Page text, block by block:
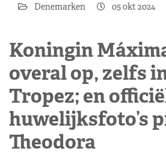
Denemarken 05 okt 2024
Koningin
overal op, zelfs
Tropez; en
huwelijksfoto’s
Theodora